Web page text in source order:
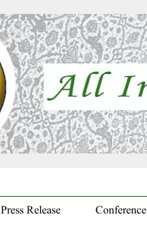
Press Release Conference